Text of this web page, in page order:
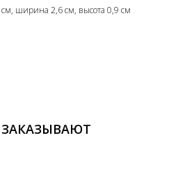
см, ширина 2,6 см, высота 0,9 см